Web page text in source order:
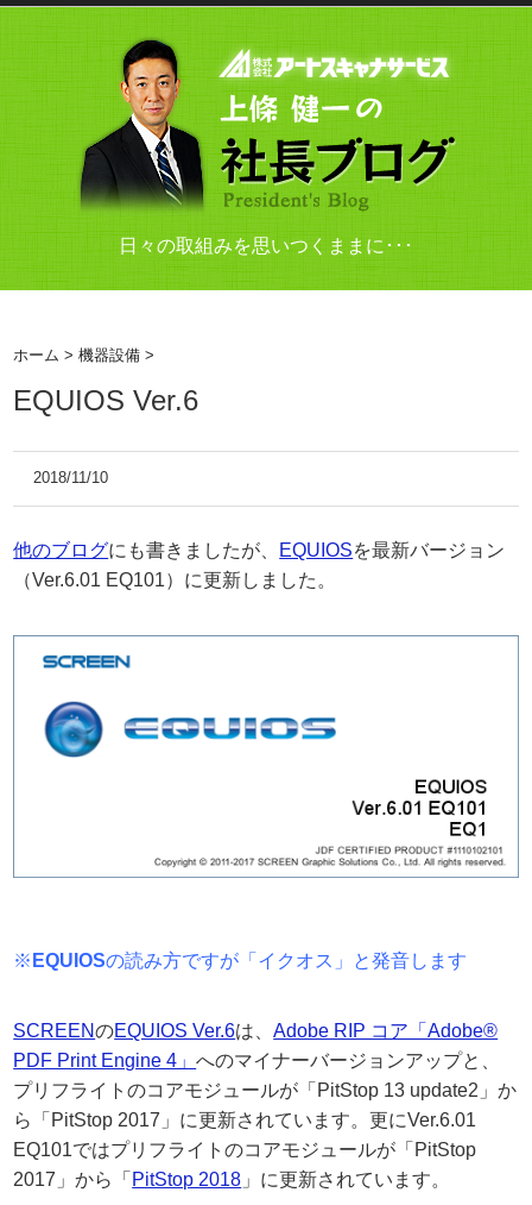
日々の取組みを思いつくままに･･･
ホーム >機器設備 >
EQUIOS Ver.6
2018/11/10
他のブログにも書きましたが、 EQUIOSを最新バージョン
（Ver.6.01 EQ101）に更新しました。
※ EQUIOSの読み方ですが「イクオス」と発音します
SCREENのEQUIOS Ver.6は、Adobe RIP コア「Adobe®
PDF Print Engine 4」へのマイナーバージョンアップと、
プリフライトのコアモジュールが「PitStop 13 update2」か
ら「PitStop 2017」に更新されています。更にVer.6.01
EQ101ではプリフライトのコアモジュールが「PitStop
2017」から「 PitStop 2018 」に更新されています。